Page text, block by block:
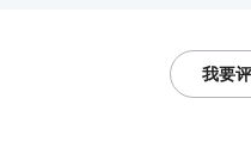
我要